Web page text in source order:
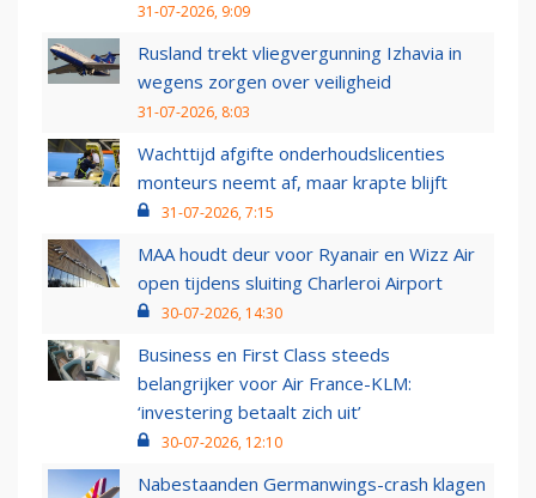
31-07-2026, 9:09
Rusland trekt vliegvergunning Izhavia in
wegens zorgen over veiligheid
31-07-2026, 8:03
Wachttijd afgifte onderhoudslicenties
monteurs neemt af, maar krapte blijft
31-07-2026, 7:15
MAA houdt deur voor Ryanair en Wizz Air
open tijdens sluiting Charleroi Airport
30-07-2026, 14:30
Business en First Class steeds
belangrijker voor Air France-KLM:
‘investering betaalt zich uit’
30-07-2026, 12:10
Nabestaanden Germanwings-crash klagen